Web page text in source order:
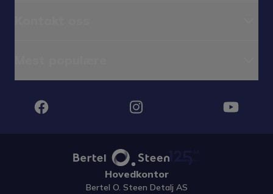
Hovedkontor
Bertel O. Steen Detalj AS